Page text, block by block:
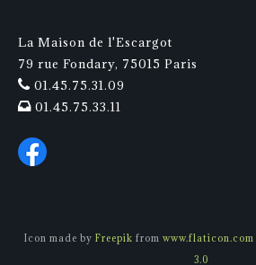
La Maison de l'Escargot
79 rue Fondary, 75015 Paris
01.45.75.31.09
01.45.75.33.11
Icon made by Freepik from www.flaticon.com
3.0